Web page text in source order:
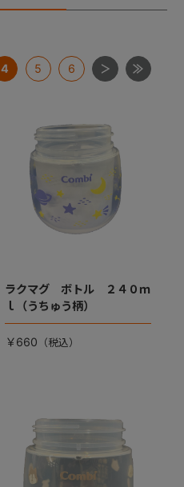
4 5 6
ラクマグ ボトル ２４０ｍ
ｌ（うちゅう柄）
￥660